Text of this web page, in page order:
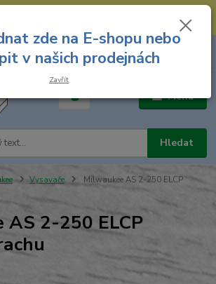
431 045 --- Prodejna nářadí: 731 449 423 --
Menu
Hledat
za
Vysavače
Milwaukee AS 2-250 ELCP
AS 2-250 ELCP
zde na E-shopu nebo
v našich prodejnách
Zavřít